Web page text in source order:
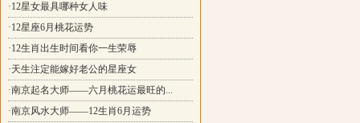
·12星女最具哪种女人味
·12星座6月桃花运势
·12生肖出生时间看你一生荣辱
·天生注定能嫁好老公的星座女
·南京起名大师——六月桃花运最旺的...
·南京风水大师——12生肖6月运势